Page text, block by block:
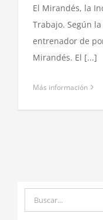
El Mirandés, la
Trabajo. Según
entrenador de
Mirandés. El [...]
Más información
Buscar: